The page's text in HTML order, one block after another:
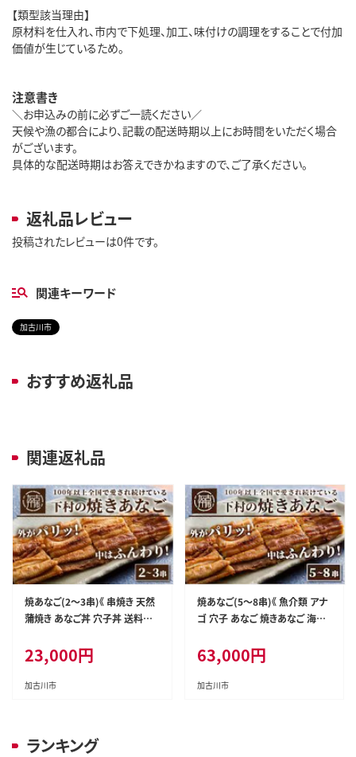
【類型該当理由】
原材料を仕入れ、市内で下処理、加工、味付けの調理をすることで付加
価値が生じているため。
注意書き
＼お申込みの前に必ずご一読ください／
天候や漁の都合により、記載の配送時期以上にお時間をいただく場合
がございます。
具体的な配送時期はお答えできかねますので、ご了承ください。
返礼品レビュー
投稿されたレビューは0件です。
関連キーワード
加古川市
おすすめ返礼品
関連返礼品
焼あなご(2～3串)《 串焼き 天然
蒲焼き あなご丼 穴子丼 送料無
おすすめ プレゼント 贈答 人気
ふるさと納税 》【2402D00701】
23,000円
加古川市
焼あなご(5～8串)《 魚介類 アナ
ゴ 穴子 あなご 焼きあなご 海鮮
川市 パリパリ 美味しい 穴子 丼
串焼き お取り寄せ 人気 ギフト プ
レゼント 送料無料 おすすめ 》【2
63,000円
加古川市
ランキング